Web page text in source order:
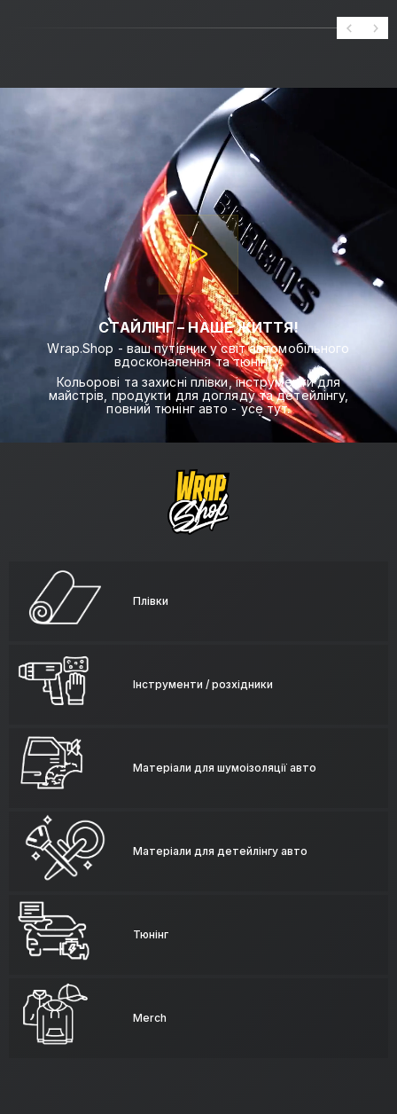
СТАЙЛІНГ – НАШЕ ЖИТТЯ!
Wrap.Shop - ваш путівник у світ автомобільного
вдосконалення та тюнінгу.
Кольорові та захисні плівки, інструменти для
майстрів, продукти для догляду та детейлінгу,
повний тюнінг авто - усе тут.
Плівки
Інструменти / розхідники
Матеріали для шумоізоляції авто
Матеріали для детейлінгу авто
Тюнінг
Merch